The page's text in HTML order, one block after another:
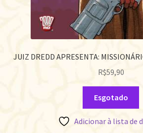
JUIZ DREDD APRESENTA:
R$59,90
Esgotado
Adicionar à lista de